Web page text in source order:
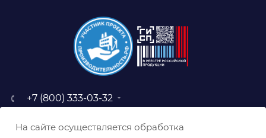
+7 (800) 333-03-32
baz@belabraziv.ru
На сайте осуществляется обработка